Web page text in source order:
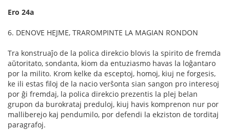
Ero 24a
6. DENOVE HEJME, TRAROMPINTE LA MAGIAN RONDON
Tra konstruaĵo de la polica direkcio blovis la spirito de fremda
aŭtoritato, sondanta, kiom da entuziasmo havas la loĝantaro
por la milito. Krom kelke da esceptoj, homoj, kiuj ne forgesis,
ke ili estas ﬁloj de la nacio verŝonta sian sangon pro interesoj
por ĝi fremdaj, la polica direkcio prezentis la plej belan
grupon da burokrataj preduloj, kiuj havis komprenon nur por
malliberejo kaj pendumilo, por defendi la ekziston de torditaj
paragrafoj.